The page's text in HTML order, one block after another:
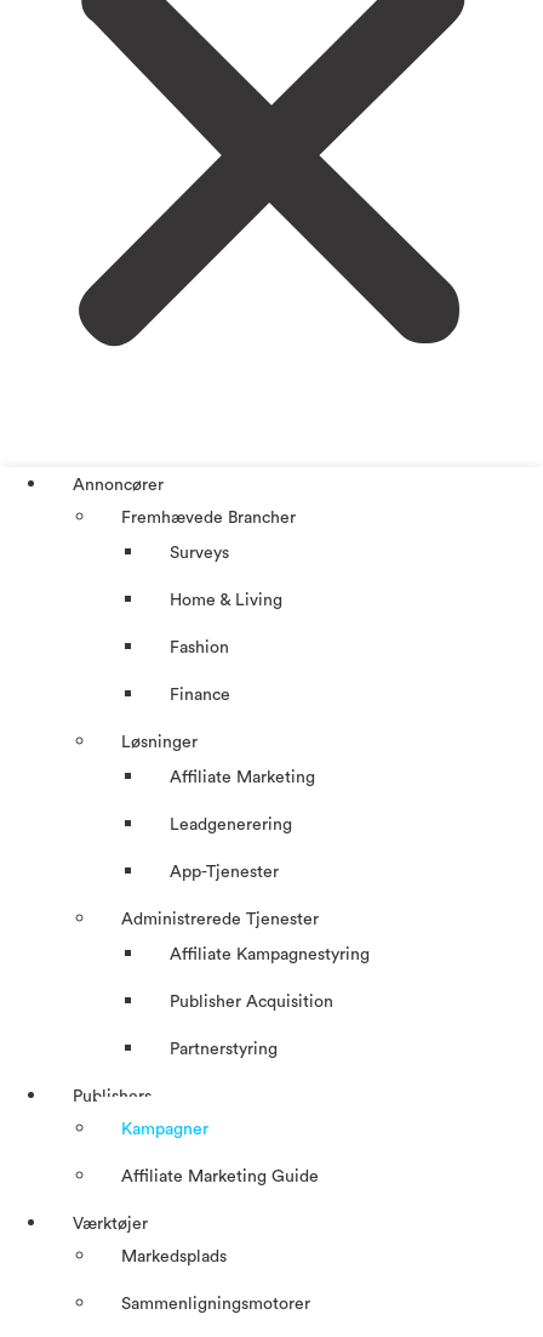
Annoncører
Fremhævede Brancher
Surveys
Home & Living
Fashion
Finance
Løsninger
Affiliate Marketing
Leadgenerering
App-Tjenester
Administrerede Tjenester
Affiliate Kampagnestyring
Publisher Acquisition
Partnerstyring
Publishers
Kampagner
Affiliate Marketing Guide
Værktøjer
Markedsplads
Sammenligningsmotorer